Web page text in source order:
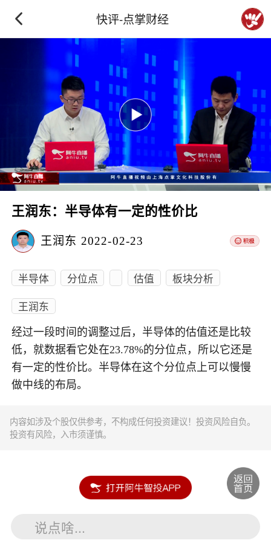
快评-点掌财经
王润东：半导体有一定的性价比
王润东 2022-02-23
半导体 分位点 估值
板块分析
王润东
经过一段时间的调整过后，半导体的估值还是比较
低，就数据看它处在23.78%的分位点，所以它还是
有一定的性价比。半导体在这个分位点上可以慢慢
做中线的布局。
内容如涉及个股仅供参考，不构成任何投资建议！投资风险自负。
投资有风险，入市须谨慎。
说点啥...